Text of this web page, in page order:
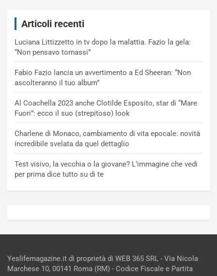
Articoli recenti
Luciana Littizzetto in tv dopo la malattia. Fazio la gela:
“Non pensavo tornassi”
Fabio Fazio lancia un avvertimento a Ed Sheeran: “Non
ascolteranno il tuo album”
Al Coachella 2023 anche Clotilde Esposito, star di “Mare
Fuori”: ecco il suo (strepitoso) look
Charlene di Monaco, cambiamento di vita epocale: novità
incredibile svelata da quel dettaglio
Test visivo, la vecchia o la giovane? L’immagine che vedi
per prima dice tutto su di te
Yeslifemagazine.it di proprietà di WEB 365 SRL - Via Nicola
Marchese 10, 00141 Roma (RM) - Codice Fiscale e Partita